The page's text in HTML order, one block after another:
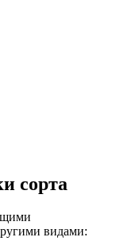
сорта
видами: